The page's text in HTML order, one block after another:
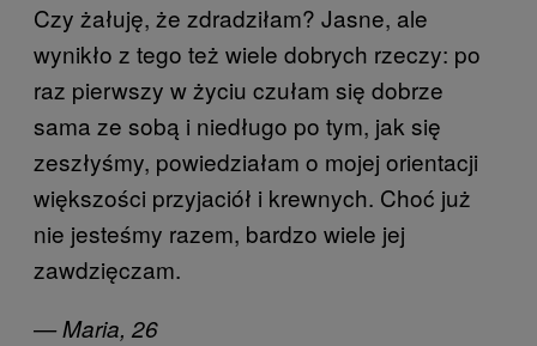
Czy żałuję, że zdradziłam? Jasne, ale
wynikło z tego też wiele dobrych rzeczy: po
raz pierwszy w życiu czułam się dobrze
sama ze sobą i niedługo po tym, jak się
zeszłyśmy, powiedziałam o mojej orientacji
większości przyjaciół i krewnych. Choć już
nie jesteśmy razem, bardzo wiele jej
zawdzięczam.
— Maria, 26